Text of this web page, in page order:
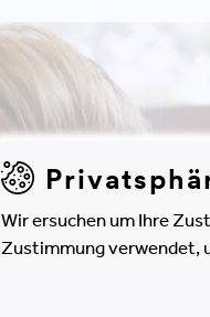
Wir ersuchen um Ihre
Zustimmung verwendet,